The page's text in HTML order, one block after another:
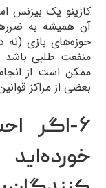
کازینو یک بیزنس
آن همیشه به
حوزه‌های بازی (نه
منفعت طلبی
ممکن است از
بعضی از مراکز
۶-اگر